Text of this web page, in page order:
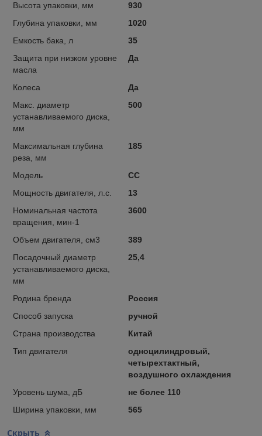
Высота упаковки, мм
930
Глубина упаковки, мм
1020
Емкость бака, л
35
Защита при низком уровне
масла
Да
Колеса
Да
Макс. диаметр
устанавливаемого диска,
мм
500
Максимальная глубина
реза, мм
185
Модель
CC
Мощность двигателя, л.с.
13
Номинальная частота
вращения, мин-1
3600
Объем двигателя, см3
389
Посадочный диаметр
устанавливаемого диска,
мм
25,4
Родина бренда
Россия
Способ запуска
ручной
Страна производства
Китай
Тип двигателя
одноцилиндровый,
четырехтактный,
воздушного охлаждения
Уровень шума, дБ
не более 110
Ширина упаковки, мм
565
Скрыть